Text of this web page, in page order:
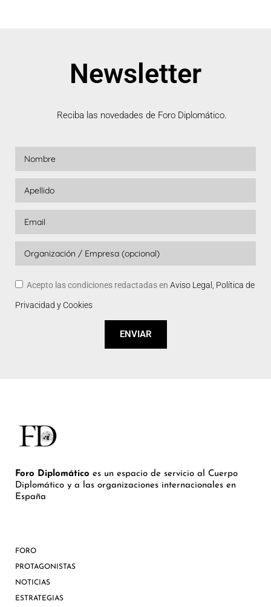
Newsletter
Reciba las novedades de Foro Diplomático.
Acepto las condiciones redactadas en Aviso Legal, Política de
Privacidad y Cookies
ENVIAR
Foro Diplomático es un espacio de servicio al Cuerpo
Diplomático y a las organizaciones internacionales en
España
FORO
PROTAGONISTAS
NOTICIAS
ESTRATEGIAS